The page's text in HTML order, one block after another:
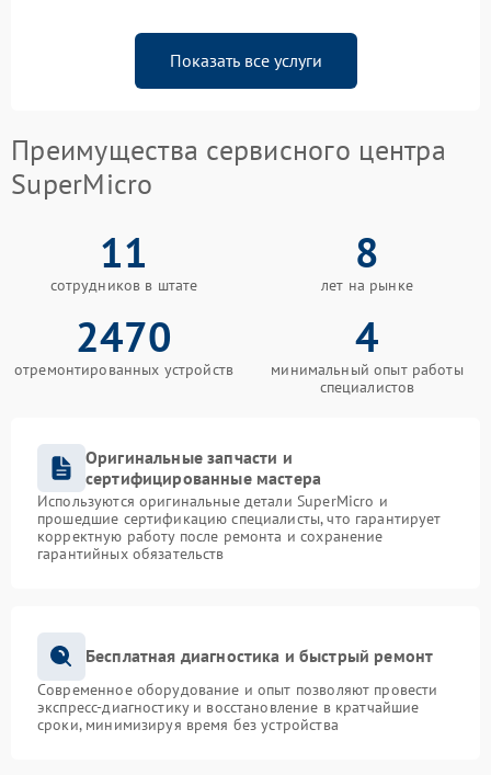
Показать все услуги
Преимущества сервисного центра
SuperMicro
11
сотрудников в штате
8
лет на рынке
2470
отремонтированных устройств
4
минимальный опыт работы
специалистов
Оригинальные запчасти и
сертифицированные мастера
Используются оригинальные детали SuperMicro и
прошедшие сертификацию специалисты, что гарантирует
корректную работу после ремонта и сохранение
гарантийных обязательств
Бесплатная диагностика и быстрый ремонт
Современное оборудование и опыт позволяют провести
экспресс-диагностику и восстановление в кратчайшие
сроки, минимизируя время без устройства